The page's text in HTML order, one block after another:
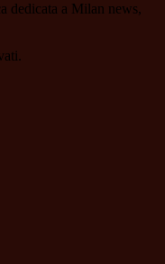
dedicata a Milan news,